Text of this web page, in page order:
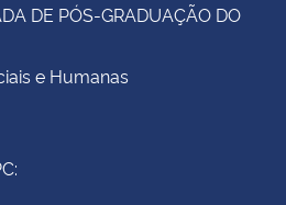
DE PÓS-GRADUAÇÃO DO
e Humanas